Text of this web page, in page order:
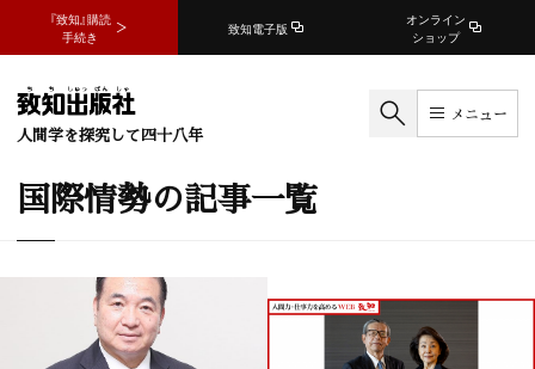
『致知』購読
手続き
致知電子版
オンライン
ショップ
人間学を探究して四十八年
メニュー
国際情勢の記事一覧